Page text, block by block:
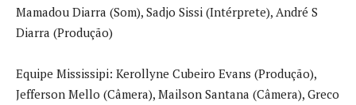
Mamadou Diarra (Som), Sadjo Sissi (Intérprete), André S
Diarra (Produção)
Equipe Mississipi: Kerollyne Cubeiro Evans (Produção),
Jefferson Mello (Câmera), Mailson Santana (Câmera), Greco